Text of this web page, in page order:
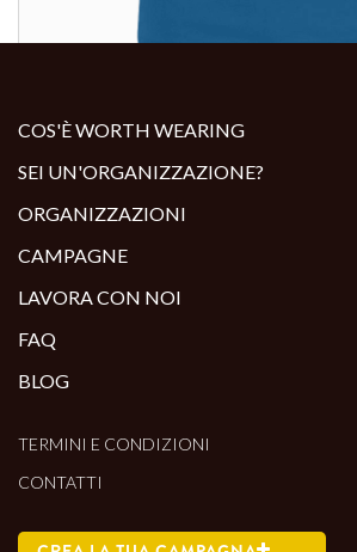
COS'È WORTH WEARING
SEI UN'ORGANIZZAZIONE?
ORGANIZZAZIONI
CAMPAGNE
LAVORA CON NOI
FAQ
BLOG
TERMINI E CONDIZIONI
CONTATTI